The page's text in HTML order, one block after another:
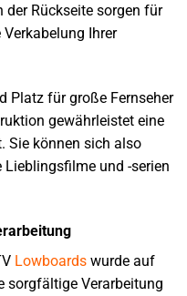
Rückseite sorgen für
Ihrer
Platz für große Fernseher
gewährleistet eine
Sie können sich also
und -serien
Lowboards wurde auf
sorgfältige Verarbeitung